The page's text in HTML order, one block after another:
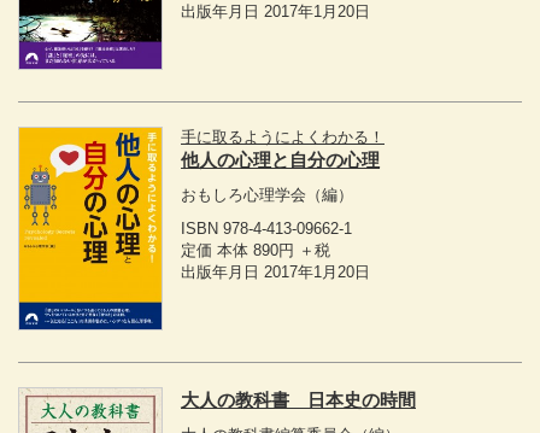
出版年月日 2017年1月20日
手に取るようによくわかる！
他人の心理と自分の心理
おもしろ心理学会 （編）
ISBN 978-4-413-09662-1
定価 本体 890円 ＋税
出版年月日 2017年1月20日
大人の教科書 日本史の時間